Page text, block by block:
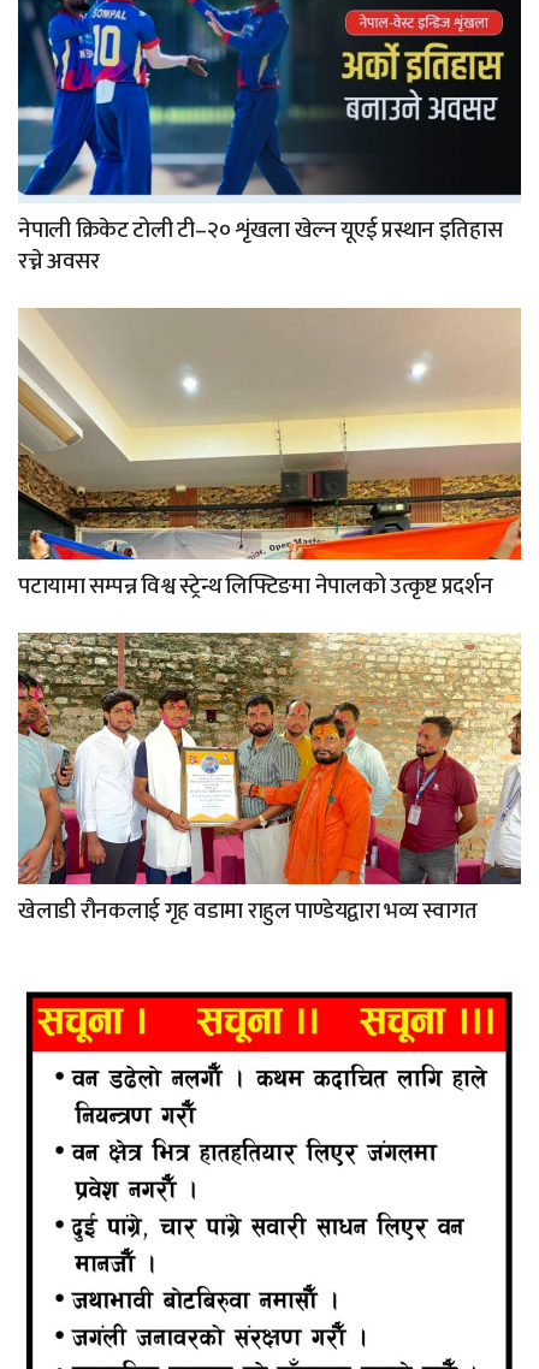
नेपाली क्रिकेट टोली टी–२० शृंखला खेल्न यूएई प्रस्थान इतिहास
रच्ने अवसर
पटायामा सम्पन्न विश्व स्ट्रेन्थ लिफ्टिङमा नेपालको उत्कृष्ट प्रदर्शन
खेलाडी रौनकलाई गृह वडामा राहुल पाण्डेयद्वारा भव्य स्वागत